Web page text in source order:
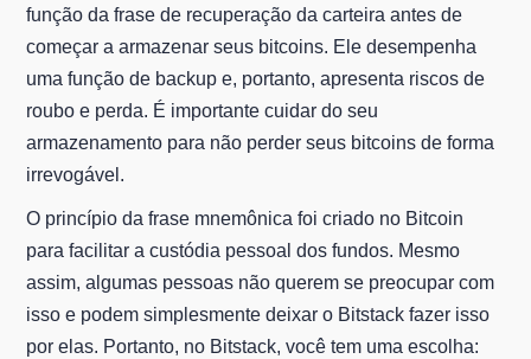
função da frase de recuperação da carteira antes de
começar a armazenar seus bitcoins. Ele desempenha
uma função de backup e, portanto, apresenta riscos de
roubo e perda. É importante cuidar do seu
armazenamento para não perder seus bitcoins de forma
irrevogável.
O princípio da frase mnemônica foi criado no Bitcoin
para facilitar a custódia pessoal dos fundos. Mesmo
assim, algumas pessoas não querem se preocupar com
isso e podem simplesmente deixar o Bitstack fazer isso
por elas. Portanto, no Bitstack, você tem uma escolha: